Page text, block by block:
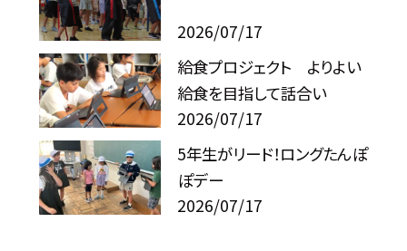
2026/07/17
給食プロジェクト よりよい
給食を目指して話合い
2026/07/17
5年生がリード！ロングたんぽ
ぽデー
2026/07/17